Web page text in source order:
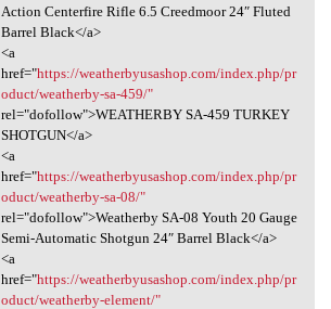
Action Centerfire Rifle 6.5 Creedmoor 24″ Fluted
Barrel Black</a>
<a
href="https://weatherbyusashop.com/index.php/pr
oduct/weatherby-sa-459/"
rel="dofollow">WEATHERBY SA-459 TURKEY
SHOTGUN</a>
<a
href="https://weatherbyusashop.com/index.php/pr
oduct/weatherby-sa-08/"
rel="dofollow">Weatherby SA-08 Youth 20 Gauge
Semi-Automatic Shotgun 24″ Barrel Black</a>
<a
href="https://weatherbyusashop.com/index.php/pr
oduct/weatherby-element/"